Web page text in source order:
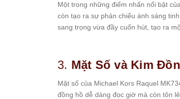
Sunrise
Cer
Đồng
Hồ
Cặp
Hanboro
Một trong những điểm nhấn nổi bật
còn tạo ra sự phản chiếu ánh sáng
sang trọng vừa đầy cuốn hút, tạo ra
3. Mặt Số và Kim
Mặt số của Michael Kors Raquel
đồng hồ dễ dàng đọc giờ mà còn tôn